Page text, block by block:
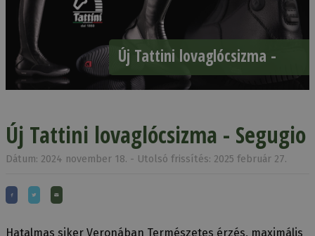
Új Tattini lovaglócsizma -
Segugio
Új Tattini lovaglócsizma - Segugio
Dátum: 2024 november 18. - Utolsó frissítés: 2025 február 27.
Hatalmas siker Veronában Természetes érzés, maximális